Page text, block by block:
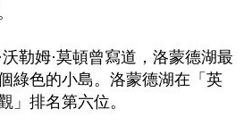
勒姆·莫頓曾寫道，洛蒙德湖最
綠色的小島。洛蒙德湖在「英
」排名第六位。